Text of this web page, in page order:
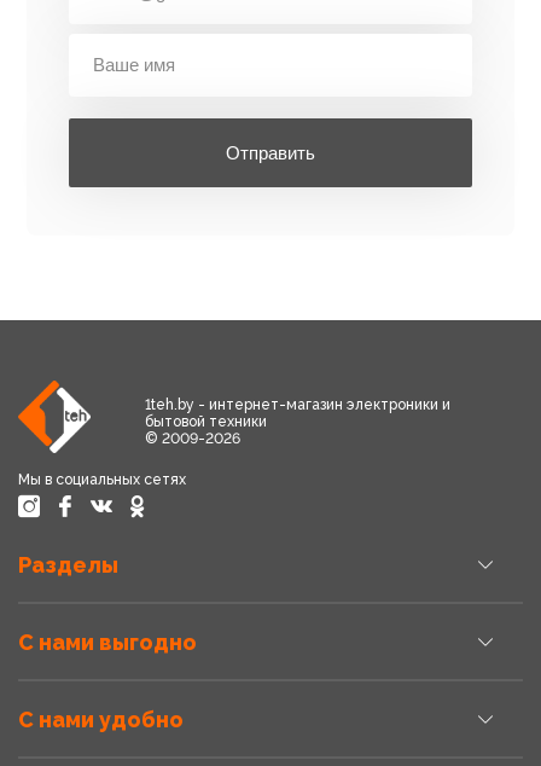
Отправить
1teh.by - интернет-магазин электроники и
бытовой техники
© 2009-2026
Мы в социальных сетях
Разделы
С нами выгодно
С нами удобно